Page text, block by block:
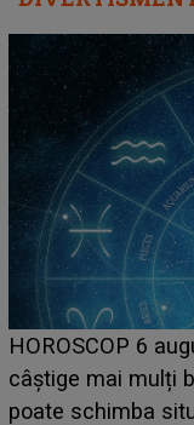
LINE-UP
care deschid
așteptate